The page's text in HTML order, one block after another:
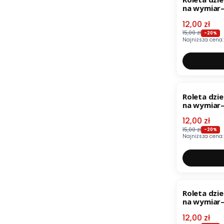
na
Cena
12,00 zł
15,00 zł -20%
Najniższa cena:
Roleta
na
Cena
12,00 zł
15,00 zł -20%
Najniższa cena:
Roleta
na
Cena
12,00 zł